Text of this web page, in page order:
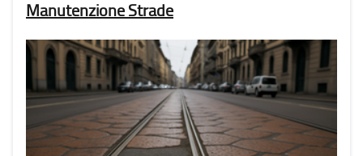
Manutenzione Strade